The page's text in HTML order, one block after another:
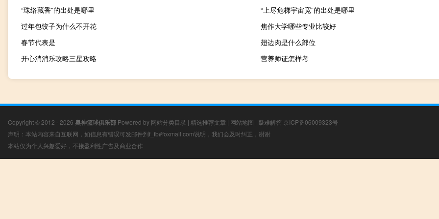
“珠络藏香”的出处是哪里
“上尽危梯宇宙宽”的出处是哪里
过年包饺子为什么不开花
焦作大学哪些专业比较好
春节代表是
翅边肉是什么部位
开心消消乐攻略三星攻略
营养师证怎样考
Copyright © 2012 - 2026 奥神篮球俱乐部 Powered by 网站分类目录 | 精选推荐文章 | 网站地图 | 疑难解答 京ICP备06009323号
声明：本站内容来自互联网，如信息有错误可发邮件到f_fb#foxmail.com说明，我们会及时纠正，谢谢
本站仅为个人兴趣爱好，不接盈利性广告及商业合作